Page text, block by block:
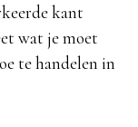
kant
wat je moet
te handelen in